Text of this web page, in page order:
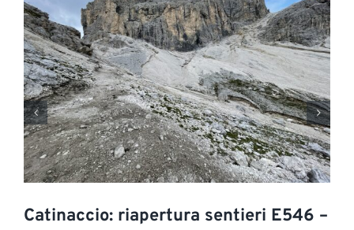
Catinaccio: riapertura sentieri E546 –